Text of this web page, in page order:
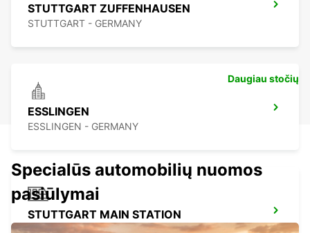
STUTTGART ZUFFENHAUSEN
STUTTGART - GERMANY
ESSLINGEN
ESSLINGEN - GERMANY
STUTTGART MAIN STATION
STUTTGART - GERMANY
Daugiau stočių
Specialūs automobilių nuomos
pasiūlymai